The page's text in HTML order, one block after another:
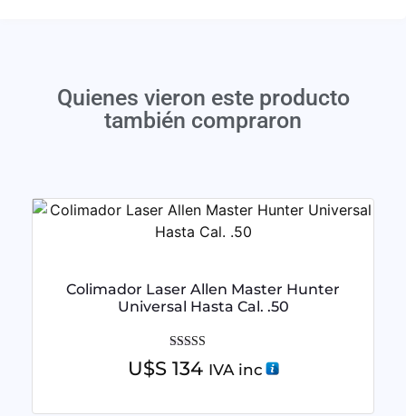
Quienes vieron este producto
también compraron
Colimador Laser Allen Master Hunter
Universal Hasta Cal. .50
Valorado con
5.00
U$S134 IVA inc